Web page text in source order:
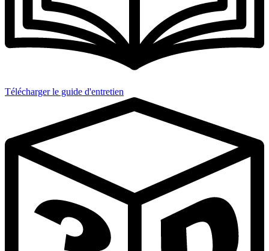
Télécharger le guide d'entretien